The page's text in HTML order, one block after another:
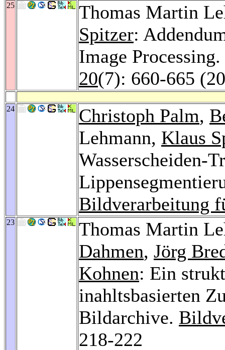
25
Thomas Martin
Spitzer:
Image Processing.
20(7): 660-665
24 Christoph Palm,
Lehmann, Klaus
Wasserscheiden-
Bildverarbeitung
23
Thomas Martin
Dahmen, Jörg
Kohnen: Ein
inahltsbasierten
Bildarchive.
218-222